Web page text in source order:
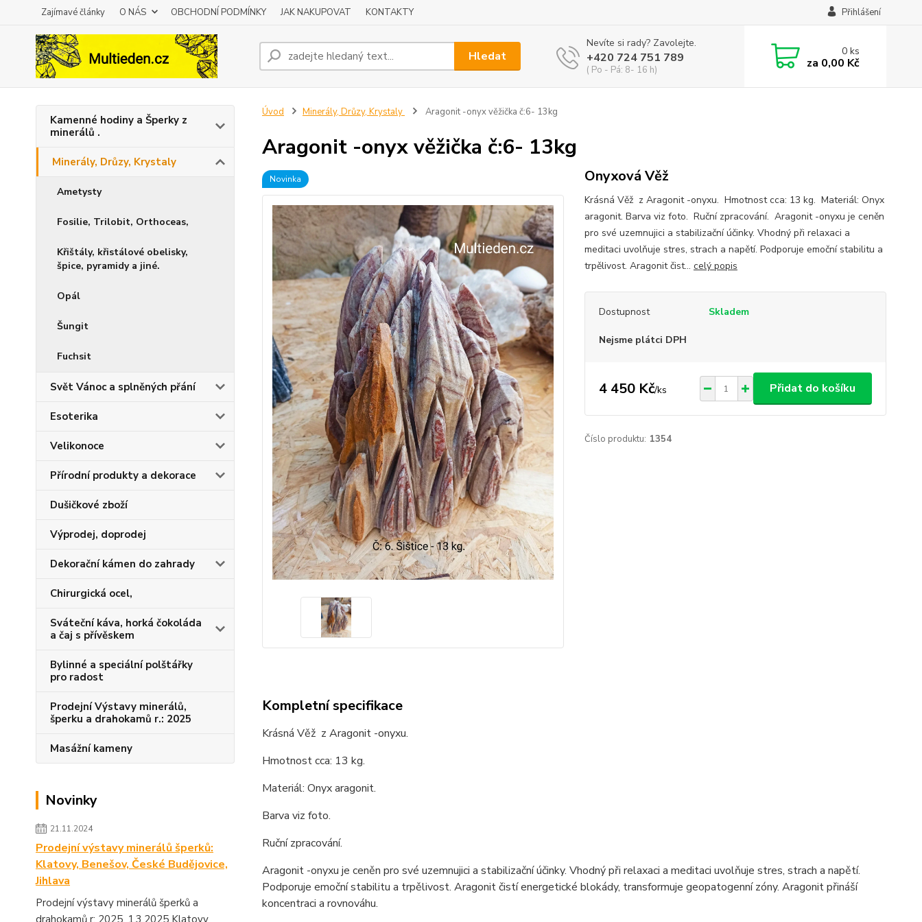
Zajímavé články O NÁS OBCHODNÍ PODMÍNKY JAK NAKUPOVAT KONTAKTY Přihlášení
Hledat
Nevíte si rady? Zavolejte.
+420 724 751 789
( Po - Pá: 8- 16 h)
0ks
za 0,00 Kč
Kamenné hodiny a Šperky z
minerálů .
Minerály, Drůzy, Krystaly
Ametysty
Fosilie, Trilobit, Orthoceas,
Křištály, křistálové obelisky,
špice, pyramidy a jiné.
Opál
Šungit
Fuchsit
Svět Vánoc a splněných přání
Esoterika
Velikonoce
Přírodní produkty a dekorace
Dušičkové zboží
Výprodej, doprodej
Dekorační kámen do zahrady
Chirurgická ocel,
Sváteční káva, horká čokoláda
a čaj s přívěskem
Bylinné a speciální polštářky
pro radost
Prodejní Výstavy minerálů,
šperku a drahokamů r.: 2025
Masážní kameny
Novinky
21.11.2024
Prodejní výstavy minerálů šperků:
Klatovy, Benešov, České Budějovice,
Jihlava
Prodejní výstavy minerálů šperků a
drahokamů r: 2025. 1.3.2025 Klatovy
Úvod Minerály, Drůzy, Krystaly Aragonit -onyx věžička č:6- 13kg
Aragonit -onyx věžička č:6- 13kg
Novinka Onyxová Věž
Krásná Věž z Aragonit -onyxu. Hmotnost cca: 13 kg. Materiál: Onyx
aragonit. Barva viz foto. Ruční zpracování. Aragonit -onyxu je ceněn
pro své uzemnujici a stabilizační účinky. Vhodný při relaxaci a
meditaci uvolňuje stres, strach a napětí. Podporuje emoční stabilitu a
trpělivost. Aragonit čist... celý popis
Dostupnost Skladem
Nejsme plátci DPH
4 450 Kč/ks Přidat do košíku
Číslo produktu: 1354
Kompletní specifikace
Krásná Věž z Aragonit -onyxu.
Hmotnost cca: 13 kg.
Materiál: Onyx aragonit.
Barva viz foto.
Ruční zpracování.
Aragonit -onyxu je ceněn pro své uzemnujici a stabilizační účinky. Vhodný při relaxaci a meditaci uvolňuje stres, strach a napětí.
Podporuje emoční stabilitu a trpělivost. Aragonit čistí energetické blokády, transformuje geopatogenní zóny. Aragonit přináší
koncentraci a rovnováhu.